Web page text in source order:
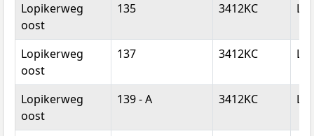
Lopikerweg
oost
135 3412KC
Lopikerweg
oost
137 3412KC
Lopikerweg
oost
139 - A 3412KC